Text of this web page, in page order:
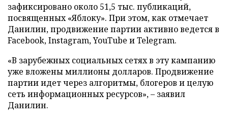
зафиксировано около 51,5 тыс. публикаций,
посвященных «Яблоку». При этом, как отмечает
Данилин, продвижение партии активно ведется в
Facebook, Instagram, YouTube и Telegram.
«В зарубежных социальных сетях в эту кампанию
уже вложены миллионы долларов. Продвижение
партии идет через алгоритмы, блогеров и целую
сеть информационных ресурсов», – заявил
Данилин.